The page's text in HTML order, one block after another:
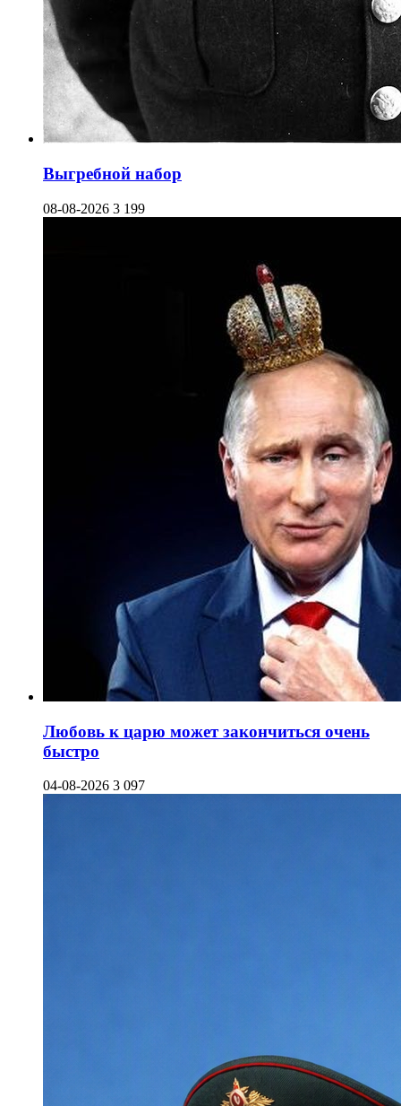
Выгребной набор
08-08-2026 3 199
Любовь к царю может закончиться очень
быстро
04-08-2026 3 097